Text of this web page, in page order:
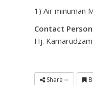
1) Air minuman
Contact Person
Hj.
Share